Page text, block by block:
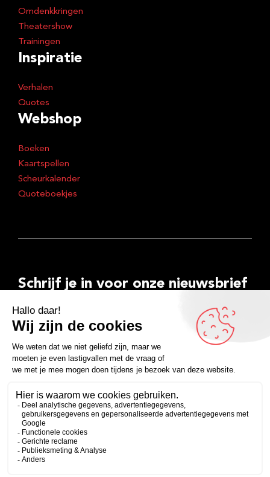
Omdenkkringen
Theatershow
Trainingen
Inspiratie
Verhalen
Quotes
Webshop
Boeken
Kaartspellen
Scheurkalender
Quoteboekjes
Schrijf je in voor onze nieuwsbrief
E-
mailadres
Inschrijven
FacebookInstagramLinkedInYouTubeSpotify
Copyright 2026